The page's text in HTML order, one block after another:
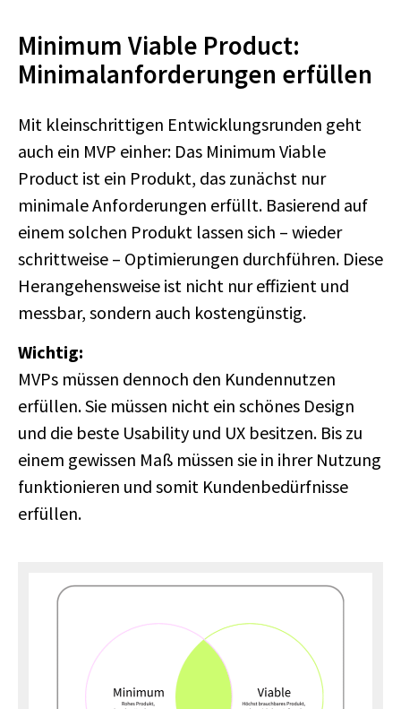
Minimum Viable Product:
Minimalanforderungen erfüllen
Mit kleinschrittigen Entwicklungsrunden geht
auch ein MVP einher: Das Minimum Viable
Product ist ein Produkt, das zunächst nur
minimale Anforderungen erfüllt. Basierend auf
einem solchen Produkt lassen sich – wieder
schrittweise – Optimierungen durchführen. Diese
Herangehensweise ist nicht nur effizient und
messbar, sondern auch kostengünstig.
Wichtig:
MVPs müssen dennoch den Kundennutzen
erfüllen. Sie müssen nicht ein schönes Design
und die beste Usability und UX besitzen. Bis zu
einem gewissen Maß müssen sie in ihrer Nutzung
funktionieren und somit Kundenbedürfnisse
erfüllen.